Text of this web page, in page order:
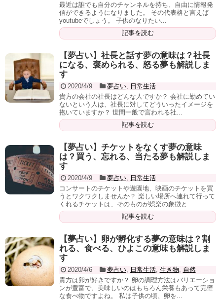
最近は誰でも自分のチャンネルを持ち、自由に情報発
信ができるようになりました。 その代表格と言えば
youtubeでしょう。 子供のなりたい...
記事を読む
【夢占い】社長と話す夢の意味は？社長
になる、褒められる、怒る夢も解説しま
す
2020/4/9 夢占い,
日常生活
貴方の会社の社長はどんな人ですか？ 会社に勤めてい
ないという人は、社長に対してどういったイメージを
抱いていますか？ 世間一般で言われる社...
記事を読む
【夢占い】チケットをなくす夢の意味
は？買う、忘れる、当たる夢も解説しま
す
2020/4/9 夢占い,
日常生活
コンサートのチケットや遊園地、映画のチケットを買
うとワクワクしませんか？ 楽しい場所へ連れて行って
くれるチケットは、そのものが娯楽の象徴と...
記事を読む
【夢占い】卵が孵化する夢の意味は？割
れる、食べる、ひよこの意味も解説しま
す
2020/4/6 夢占い, 日常生活, 生き物
自然
貴方は卵が好きですか？ 卵の調理方法はバリエーショ
ンが豊富で、美味しいのはもちろん栄養もあって完璧
な食べ物ですよね。 私は子供の頃、卵を...